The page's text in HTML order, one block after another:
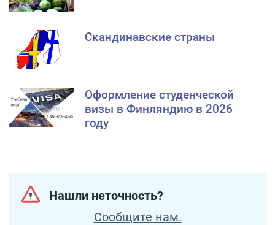
Скандинавские страны
Оформление студенческой
визы в Финляндию в 2026
году
Нашли неточность?
Сообщите нам.